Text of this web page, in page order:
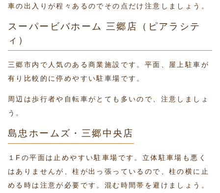
車の出入りが程々あるのでその点だけ注意しましょう。
スーパービバホーム 三郷店（ピアラシテ
ィ）
三郷市内で人気のある商業施設です。平面、屋上駐車が
有り比較的に停めやすい駐車場です。
周辺は歩行者や自転車がとても多いので、注意しましょ
う。
島忠ホームズ・三郷中央店
１Fの平面は止めやすい駐車場です。立体駐車場も悪く
はありませんが、柱が出っ張っているので、柱の横に止
める時は注意が必要です。混む時間帯を避けましょう。